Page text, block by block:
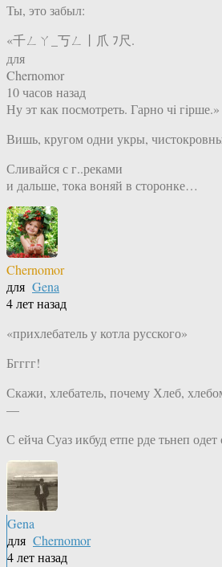
Ты, это забыл:
«千ㄥㄚ_丂ㄥ丨爪 ﾌ尺.
для
Chernomor
10 часов назад
Ну эт как посмотреть. Гарно чi гiрше.»
Вишь, кругом одни укры,
Сливайся с г..реками
и дальше, тока воняй в сторонке…
Chernomor
для Gena
4 лет назад
«прихлебатель у котла русского»
Бгггг!
Скажи, хлебатель, почему Хлеб,
—
С ейча Суаз икбуд етпе рде тьнеп одет
Gena
для Chernomor
4 лет назад